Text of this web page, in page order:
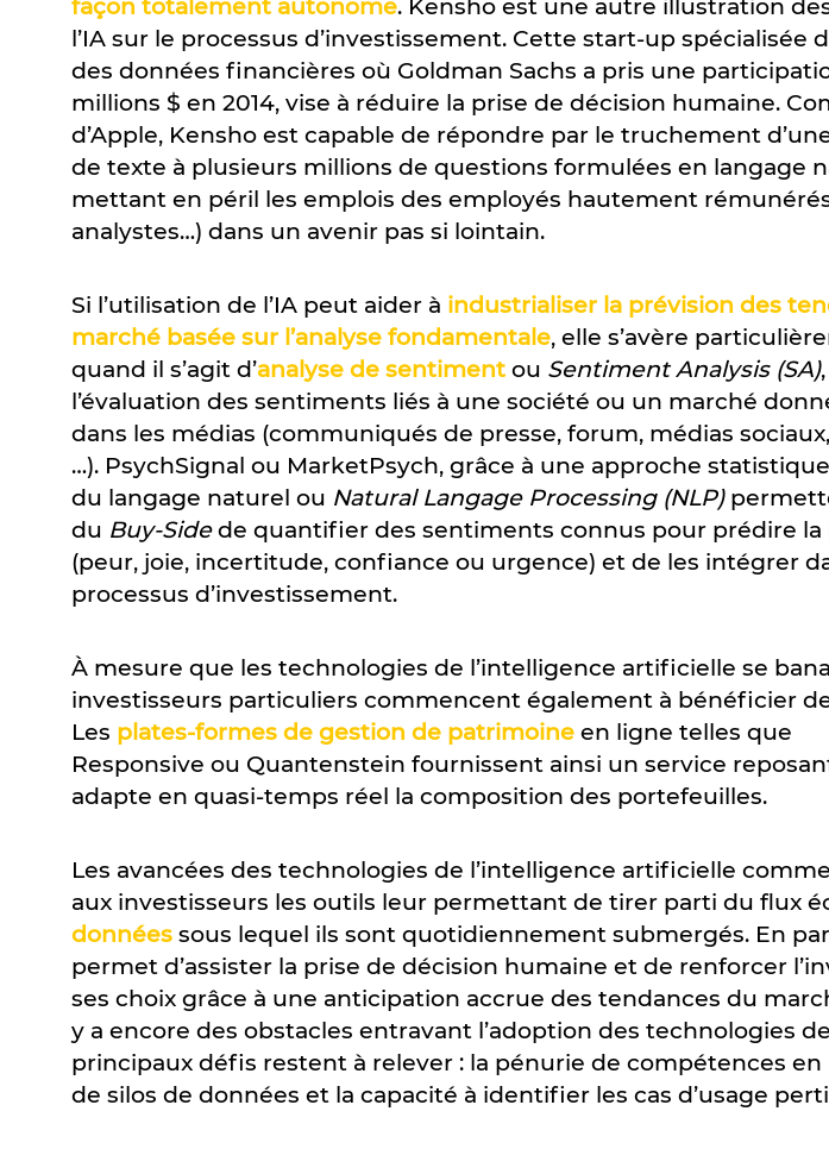
façon totalement autonome. Kensho est une autre illustration
l’IA sur le processus d’investissement. Cette start-up spécialisée
des données financières où Goldman Sachs a pris une
millions $ en 2014, vise à réduire la prise de décision humaine.
d’Apple, Kensho est capable de répondre par le truchement
de texte à plusieurs millions de questions formulées en langage
mettant en péril les emplois des employés hautement
analystes…) dans un avenir pas si lointain.
Si l’utilisation de l’IA peut aider à industrialiser la prévision des
marché basée sur l’analyse fondamentale, elle s’avère
quand il s’agit d’analyse de sentiment ou Sentiment Analysis (SA)
l’évaluation des sentiments liés à une société ou un marché
dans les médias (communiqués de presse, forum, médias
…). PsychSignal ou MarketPsych, grâce à une approche
du langage naturel ou Natural Langage Processing (NLP)
du Buy-Sidede quantifier des sentiments connus pour prédire la
(peur, joie, incertitude, confiance ou urgence) et de les intégrer
processus d’investissement.
À mesure que les technologies de l’intelligence artificielle se
investisseurs particuliers commencent également à bénéficier
Les plates-formes de gestion de patrimoine en ligne telles que
Responsive ou Quantenstein fournissent ainsi un service
adapte en quasi-temps réel la composition des portefeuilles.
Les avancées des technologies de l’intelligence artificielle
aux investisseurs les outils leur permettant de tirer parti du flux
données sous lequel ils sont quotidiennement submergés. En
permet d’assister la prise de décision humaine et de renforcer
ses choix grâce à une anticipation accrue des tendances du
y a encore des obstacles entravant l’adoption des technologies de
principaux défis restent à relever : la pénurie de compétences en
de silos de données et la capacité à identifier les cas d’usage